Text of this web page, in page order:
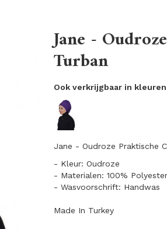
Jane -
Turban
Ook verkrijgbaar in kleuren
Jane - Oudroze Praktische
- Kleur: Oudroze
- Materialen: 100% Polyester
- Wasvoorschrift: Handwas
Made In Turkey